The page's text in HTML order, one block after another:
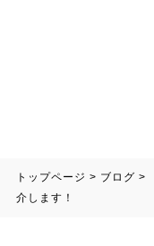
トップページ > ブログ >
介します！